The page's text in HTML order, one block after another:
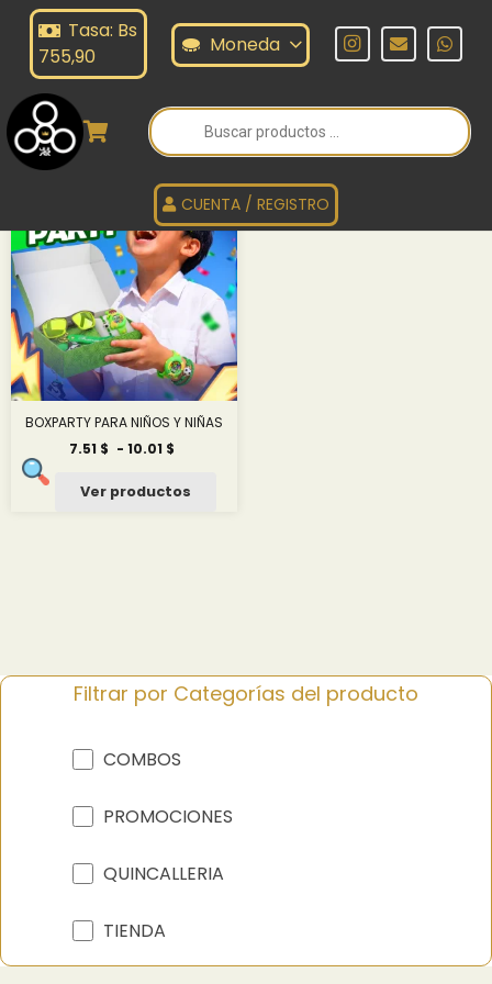
Tasa: Bs
755,90
Moneda
Búsqueda
de
productos
CUENTA / REGISTRO
DE NIÑO
RELOJES DE NIÑO
BOXPARTY PARA NIÑOS Y NIÑAS
7.51 $ - 10.01 $
desde
Ver productos
Filtrar por Categorías del producto
COMBOS
PROMOCIONES
QUINCALLERIA
TIENDA